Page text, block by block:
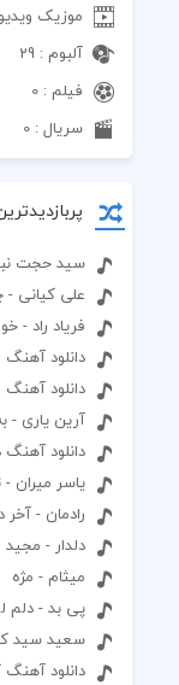
موزیک ویدیو :
آلبوم : 29
فیلم : 0
سریال : 0
سید حجت
علی کیانی
فریاد راد -
دانلود
دانلود آهنگ
آرین یاری -
دانلود
یاسر میران -
رادمان - آخر
دلدار -
میثام - مژه
پی بد - دلم
سعید سید
دانلود آهنگ